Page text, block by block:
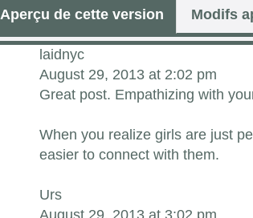
Aperçu de cette version Modifs